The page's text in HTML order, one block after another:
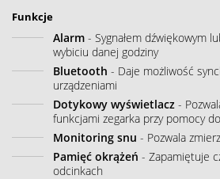
Funkcje
Alarm - Sygnałem dźwiękowym
wybiciu danej godziny
Bluetooth - Daje możliwość
urządzeniami
Dotykowy wyświetlacz -
funkcjami zegarka przy pomocy
Monitoring snu - Pozwala
Pamięć okrążeń - Zapamiętuje
odcinkach